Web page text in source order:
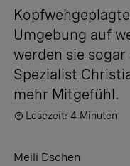
Umgebung auf
werden sie
Spezialist
mehr Mitgefühl.
Lesezeit: 4 Minuten
Meili Dschen